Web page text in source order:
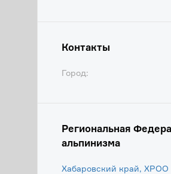
Контакты
Город:
Региональная
альпинизма
Хабаровский край, ХРОО